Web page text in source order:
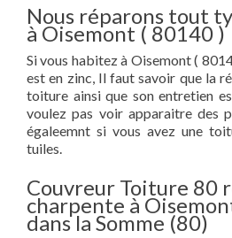
Nous réparons tout
à Oisemont ( 80140 )
Si vous habitez à Oisemont (
est en zinc, Il faut savoir que la
toiture ainsi que son entretien
voulez pas voir apparaitre des
égaleemnt si vous avez une
tuiles.
Couvreur Toiture 80
charpente à
dans la Somme (80)